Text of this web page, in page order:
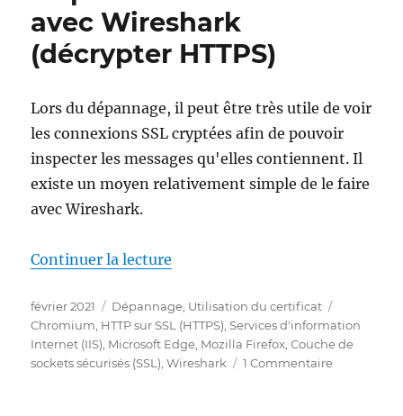
avec Wireshark
(décrypter HTTPS)
Lors du dépannage, il peut être très utile de voir
les connexions SSL cryptées afin de pouvoir
inspecter les messages qu'elles contiennent. Il
existe un moyen relativement simple de le faire
avec Wireshark.
Continuer la lecture
Publié
le
février 2021 Catégories
Dépannage, Utilisation du certificat
Chromium, HTTP sur SSL (HTTPS),Services d'information
Internet (IIS), Microsoft Edge, Mozilla Firefox,Couche de
sockets sécurisés (SSL),Wireshark 1 Commentairesur